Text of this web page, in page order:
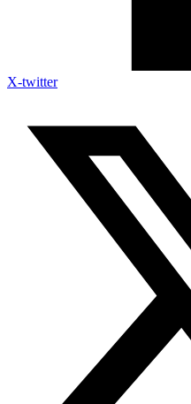
X-twitter